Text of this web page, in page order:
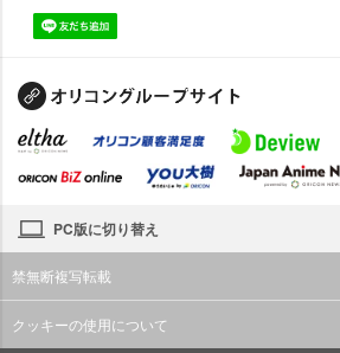
PC版に切り替え
禁無断複写転載
クッキーの使用について